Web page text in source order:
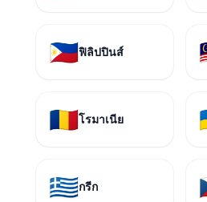
🇵🇭ฟิลิปปินส์
🇷🇴โรมาเนีย
🇬🇷กรีก